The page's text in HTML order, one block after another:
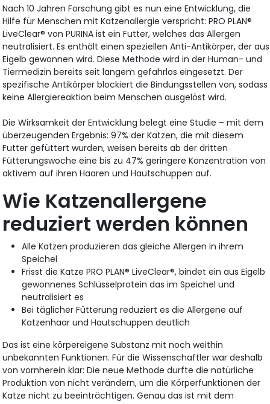
Nach 10 Jahren Forschung gibt es nun eine Entwicklung, die
Hilfe für Menschen mit Katzenallergie verspricht: PRO PLAN®
LiveClear® von PURINA ist ein Futter, welches das Allergen
neutralisiert. Es enthält einen speziellen Anti-Antikörper, der aus
Eigelb gewonnen wird. Diese Methode wird in der Human- und
Tiermedizin bereits seit langem gefahrlos eingesetzt. Der
spezifische Antikörper blockiert die Bindungsstellen von, sodass
keine Allergiereaktion beim Menschen ausgelöst wird.
Die Wirksamkeit der Entwicklung belegt eine Studie – mit dem
überzeugenden Ergebnis: 97% der Katzen, die mit diesem
Futter gefüttert wurden, weisen bereits ab der dritten
Fütterungswoche eine bis zu 47% geringere Konzentration von
aktivem auf ihren Haaren und Hautschuppen auf.
Wie Katzenallergene
reduziert werden können
Alle Katzen produzieren das gleiche Allergen in ihrem
Speichel
Frisst die Katze PRO PLAN® LiveClear®, bindet ein aus Eigelb
gewonnenes Schlüsselprotein das im Speichel und
neutralisiert es
Bei täglicher Fütterung reduziert es die Allergene auf
Katzenhaar und Hautschuppen deutlich
Das ist eine körpereigene Substanz mit noch weithin
unbekannten Funktionen. Für die Wissenschaftler war deshalb
von vornherein klar: Die neue Methode durfte die natürliche
Produktion von nicht verändern, um die Körperfunktionen der
Katze nicht zu beeinträchtigen. Genau das ist mit dem